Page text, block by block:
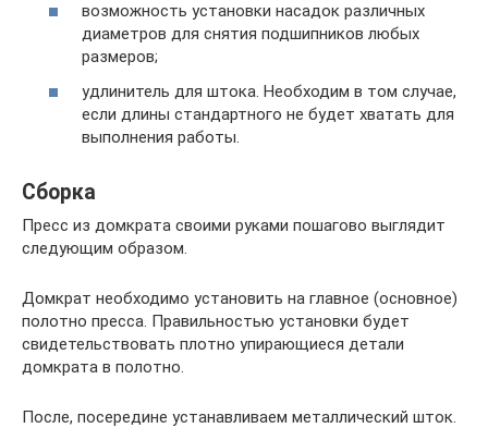
возможность установки насадок различных
диаметров для снятия подшипников любых
размеров;
удлинитель для штока. Необходим в том случае,
если длины стандартного не будет хватать для
выполнения работы.
Сборка
Пресс из домкрата своими руками пошагово выглядит
следующим образом.
Домкрат необходимо установить на главное (основное)
полотно пресса. Правильностью установки будет
свидетельствовать плотно упирающиеся детали
домкрата в полотно.
После, посередине устанавливаем металлический шток.